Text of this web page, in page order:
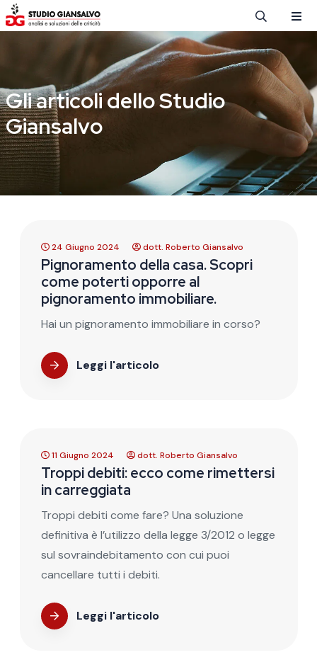
Salta al contenuto principale
Gli articoli dello Studio
Giansalvo
24 Giugno 2024 dott. Roberto Giansalvo
Pignoramento della casa. Scopri
come poterti opporre al
pignoramento immobiliare.
Hai un pignoramento immobiliare in corso?
Leggi l'articolo
11 Giugno 2024 dott. Roberto Giansalvo
Troppi debiti: ecco come rimettersi
in carreggiata
Troppi debiti come fare? Una soluzione
definitiva è l’utilizzo della legge 3/2012 o legge
sul sovraindebitamento con cui puoi
cancellare tutti i debiti.
Leggi l'articolo